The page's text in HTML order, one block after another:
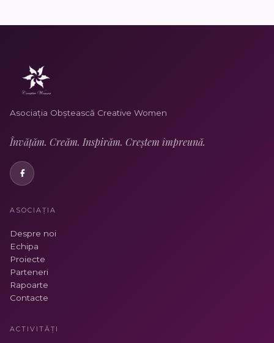
Asociația Obștească Creative Women
Învățăm. Creăm. Inspirăm. Creștem împreună.
ASOCIAȚIA
Despre noi
Echipa
Proiecte
Parteneri
Rapoarte
Contacte
ACTIVITĂȚI